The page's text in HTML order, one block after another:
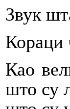
Звук
Кораци
Као
што су